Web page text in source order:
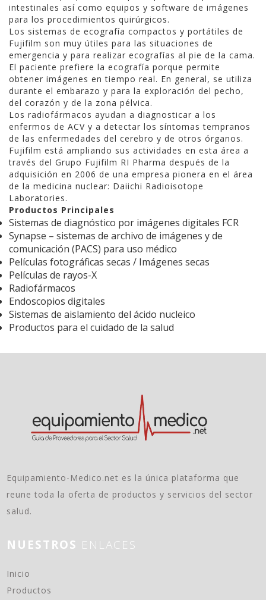
intestinales así como equipos y software de imágenes
para los procedimientos quirúrgicos.
Los sistemas de ecografía compactos y portátiles de
Fujifilm son muy útiles para las situaciones de
emergencia y para realizar ecografías al pie de la cama.
El paciente prefiere la ecografía porque permite
obtener imágenes en tiempo real. En general, se utiliza
durante el embarazo y para la exploración del pecho,
del corazón y de la zona pélvica.
Los radiofármacos ayudan a diagnosticar a los
enfermos de ACV y a detectar los síntomas tempranos
de las enfermedades del cerebro y de otros órganos.
Fujifilm está ampliando sus actividades en esta área a
través del Grupo Fujifilm RI Pharma después de la
adquisición en 2006 de una empresa pionera en el área
de la medicina nuclear: Daiichi Radioisotope
Laboratories.
Productos Principales
Sistemas de diagnóstico por imágenes digitales FCR
Synapse – sistemas de archivo de imágenes y de
comunicación (PACS) para uso médico
Películas fotográficas secas / Imágenes secas
Películas de rayos-X
Radiofármacos
Endoscopios digitales
Sistemas de aislamiento del ácido nucleico
Productos para el cuidado de la salud
Equipamiento-Medico.net es la única plataforma que
reune toda la oferta de productos y servicios del sector
salud.
NUESTROS ENLACES
Inicio
Productos